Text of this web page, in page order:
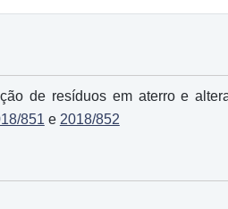
de resíduos em aterro e
851 e 2018/852